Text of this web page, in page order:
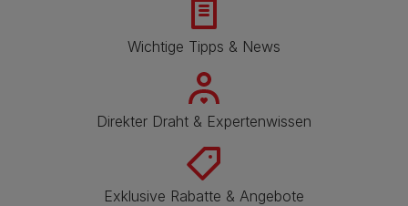
Wichtige Tipps & News
Direkter Draht & Expertenwissen
Exklusive Rabatte & Angebote